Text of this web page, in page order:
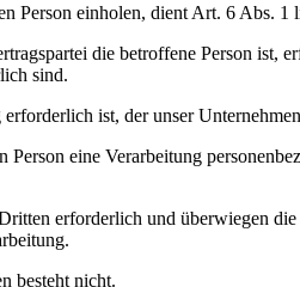
Person einholen, dient Art. 6 Abs.
die betroffene Person
sind.
ist, der unser
eine Verarbeitung
erforderlich und überwiegen
besteht nicht.